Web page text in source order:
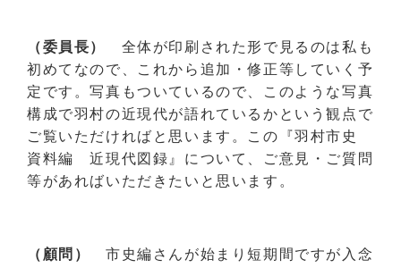
（委員長） 全体が印刷された形で見るのは私も
初めてなので、これから追加・修正等していく予
定です。写真もついているので、このような写真
構成で羽村の近現代が語れているかという観点で
ご覧いただければと思います。この『羽村市史
資料編 近現代図録』について、ご意見・ご質問
等があればいただきたいと思います。
（顧問） 市史編さんが始まり短期間ですが入念